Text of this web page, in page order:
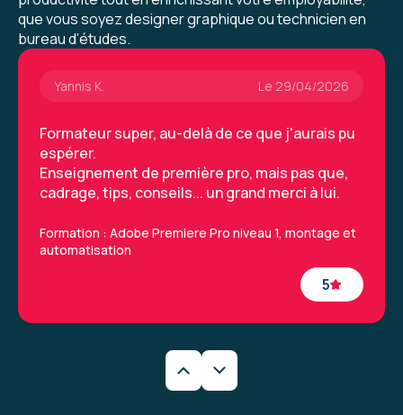
que vous soyez designer graphique ou technicien en
bureau d’études.
Yannis K. Le 29/04/2026
5
Formateur super, au-delà de ce que j'aurais pu
espérer.
Enseignement de première pro, mais pas que,
cadrage, tips, conseils... un grand merci à lui.
Formation : Adobe Premiere Pro niveau 1, montage et
automatisation